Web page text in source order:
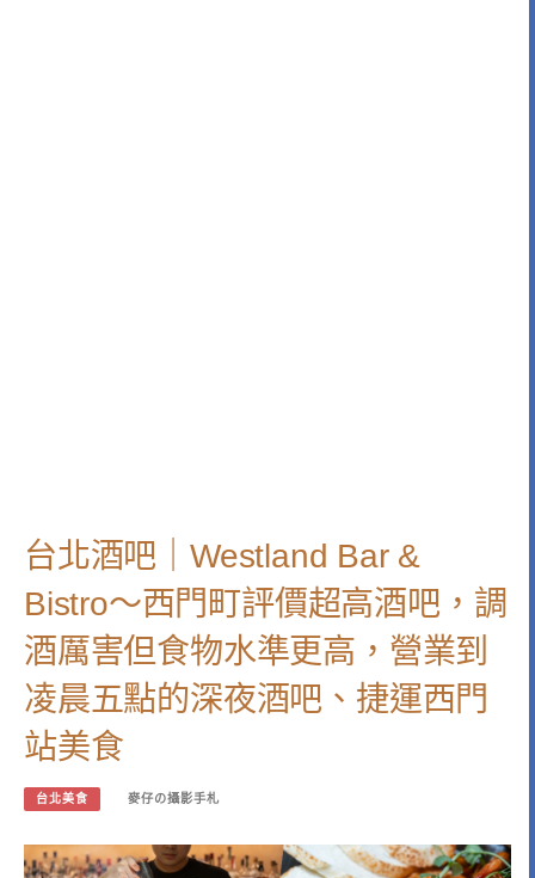
台北酒吧｜Westland Bar &
Bistro～西門町評價超高酒吧，調
酒厲害但食物水準更高，營業到
凌晨五點的深夜酒吧、捷運西門
站美食
台北美食 麥仔の攝影手札